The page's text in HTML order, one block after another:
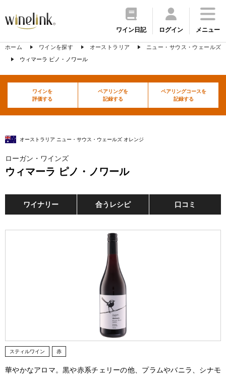
ワイン日記 ログイン メニュー
ホーム ワインを探す オーストラリア
ニュー・サウス・ウェールズ
ウィマーラ ピノ・ノワール
ワインを
評価する
ペアリングを
記録する
ペアリングコースを
記録する
オーストラリア ニュー・サウス・ウェールズ オレンジ
ローガン・ワインズ
ウィマーラ ピノ・ノワール
ワイナリー 合うレシピ 口コミ
スティルワイン 赤
華やかなアロマ。黒や赤系チェリーの他、プラムやバニラ、シナモ